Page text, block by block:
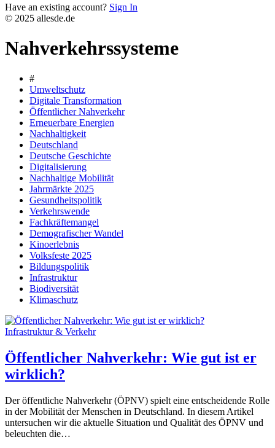
Have an existing account? Sign In
© 2025 allesde.de
Nahverkehrssysteme
#
Umweltschutz
Digitale Transformation
Öffentlicher Nahverkehr
Erneuerbare Energien
Nachhaltigkeit
Deutschland
Deutsche Geschichte
Digitalisierung
Nachhaltige Mobilität
Jahrmärkte 2025
Gesundheitspolitik
Verkehrswende
Fachkräftemangel
Demografischer Wandel
Kinoerlebnis
Volksfeste 2025
Bildungspolitik
Infrastruktur
Biodiversität
Klimaschutz
Infrastruktur & Verkehr
Öffentlicher Nahverkehr: Wie gut ist er
wirklich?
Der öffentliche Nahverkehr (ÖPNV) spielt eine entscheidende Rolle
in der Mobilität der Menschen in Deutschland. In diesem Artikel
untersuchen wir die aktuelle Situation und Qualität des ÖPNV und
beleuchten die…